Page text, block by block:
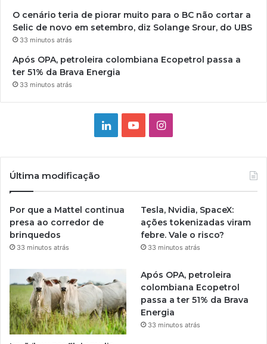
O cenário teria de piorar muito para o BC não cortar a
Selic de novo em setembro, diz Solange Srour, do UBS
33 minutos atrás
Após OPA, petroleira colombiana Ecopetrol passa a
ter 51% da Brava Energia
33 minutos atrás
LinkedinYouTubeInstagram
Última modificação
Por que a Mattel continua
presa ao corredor de
brinquedos
33 minutos atrás
Tesla, Nvidia, SpaceX:
ações tokenizadas viram
febre. Vale o risco?
33 minutos atrás
Após OPA, petroleira
colombiana Ecopetrol
passa a ter 51% da Brava
Energia
33 minutos atrás